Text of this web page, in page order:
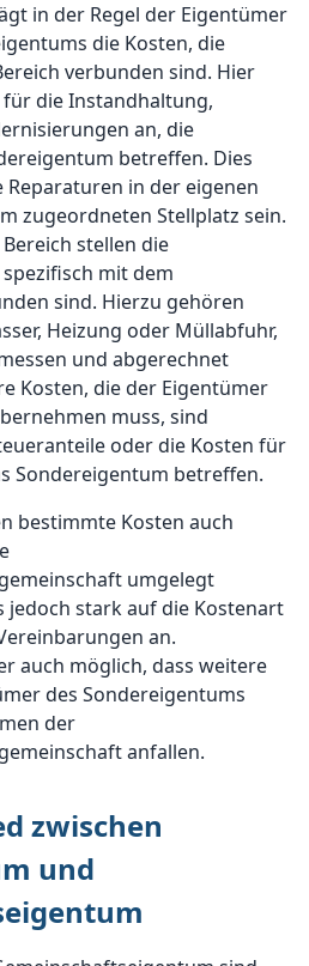
in der Regel der Eigentümer
die Kosten, die
verbunden sind. Hier
die Instandhaltung,
an, die
betreffen. Dies
in der eigenen
zugeordneten Stellplatz sein.
stellen die
mit dem
sind. Hierzu gehören
Heizung oder Müllabfuhr,
und abgerechnet
Kosten, die der Eigentümer
muss, sind
oder die Kosten für
Sondereigentum betreffen.
bestimmte Kosten auch
umgelegt
jedoch stark auf die Kostenart
an.
auch möglich, dass weitere
des Sondereigentums
der
anfallen.
zwischen
und